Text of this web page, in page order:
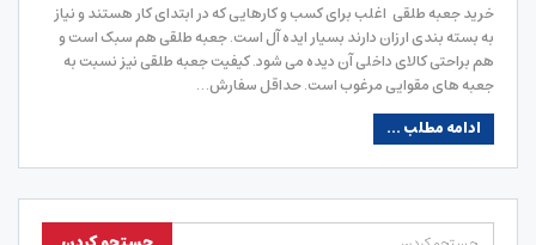
خرید جعبه طلقی اغلب برای کسب و کارهایی که در ابتدای کار هستند و نیاز
به بسته بندی ارزان دارند بسیار ایده آل است. جعبه طلقی هم سبک است و
هم براحتی کالای داخلی آن دیده می شود. کیفیت جعبه طلقی نیز نسبت به
جعبه های مقوایی مرغوب است. حداقل سفارش…
ادامه مطلب ...